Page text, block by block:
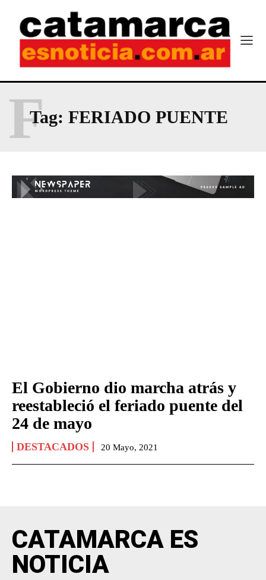
Tag: FERIADO PUENTE
F
El Gobierno dio marcha atrás y
reestableció el feriado puente del
24 de mayo
DESTACADOS 20 Mayo, 2021
CATAMARCA ES
NOTICIA